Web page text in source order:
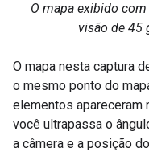
O mapa exibido
visão de 45
O mapa nesta captura
o mesmo ponto do
elementos apareceram
você ultrapassa o
a câmera e a posição